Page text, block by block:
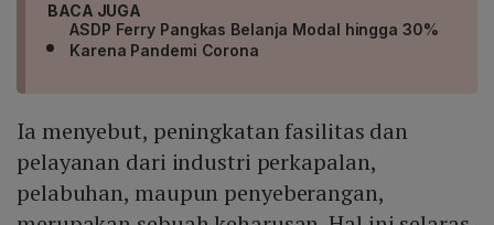
BACA JUGA
ASDP Ferry Pangkas Belanja Modal hingga 30%
Karena Pandemi Corona
Ia menyebut, peningkatan fasilitas dan
pelayanan dari industri perkapalan,
pelabuhan, maupun penyeberangan,